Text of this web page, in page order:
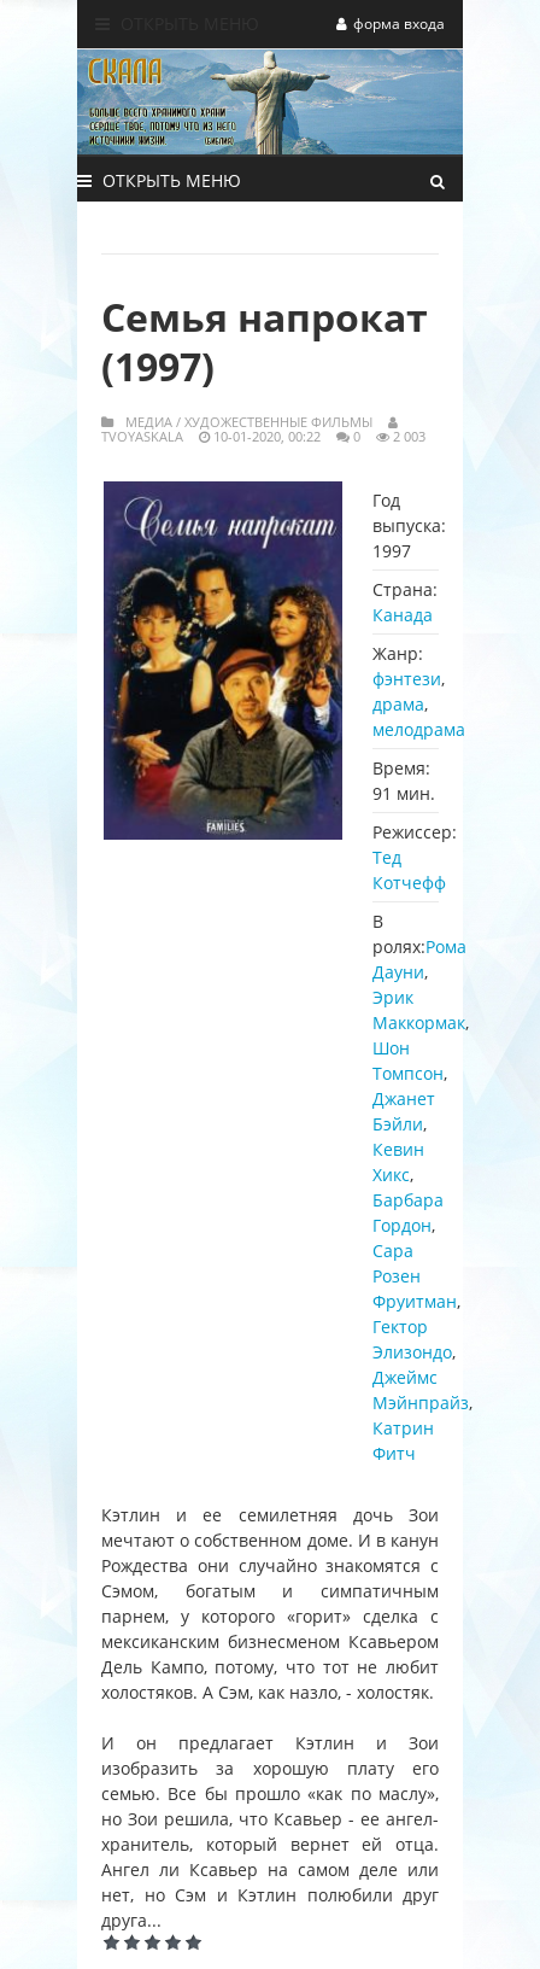
форма входа
ОТКРЫТЬ МЕНЮ
Семья напрокат
(1997)
МЕДИА / ХУДОЖЕСТВЕННЫЕ ФИЛЬМЫ
TVOYASKALA
10-01-2020, 00:22 0 2 003
Год
выпуска:
1997
Страна:
Канада
Жанр:
фэнтези,
драма,
мелодрама
Время:
91 мин.
Режиссер:
Тед
Котчефф
В
ролях:Рома
Дауни,
Эрик
Маккормак,
Шон
Томпсон,
Джанет
Бэйли,
Кевин
Хикс,
Барбара
Гордон,
Сара
Розен
Фруитман,
Гектор
Элизондо,
Джеймс
Мэйнпрайз,
Катрин
Фитч
Кэтлин и ее семилетняя дочь Зои
мечтают о собственном доме. И в канун
Рождества они случайно знакомятся с
Сэмом, богатым и симпатичным
парнем, у которого «горит» сделка с
мексиканским бизнесменом Ксавьером
Дель Кампо, потому, что тот не любит
холостяков. А Сэм, как назло, - холостяк.
И он предлагает Кэтлин и Зои
изобразить за хорошую плату его
семью. Все бы прошло «как по маслу»,
но Зои решила, что Ксавьер - ее ангел-
хранитель, который вернет ей отца.
Ангел ли Ксавьер на самом деле или
нет, но Сэм и Кэтлин полюбили друг
друга...